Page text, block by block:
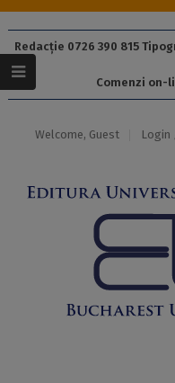
Redacție 0726 390 815
Comenzi on-
Welcome, Guest Login